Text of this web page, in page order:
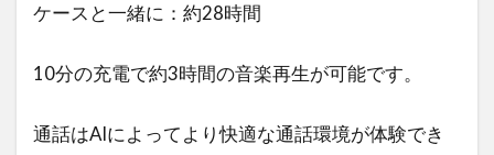
ケースと一緒に：約28時間
10分の充電で約3時間の音楽再生が可能です。
通話はAIによってより快適な通話環境が体験でき